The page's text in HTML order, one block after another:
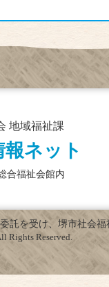
地域福祉課
ネット
合福祉会館内
託を受け、堺市社会
Rights Reserved.